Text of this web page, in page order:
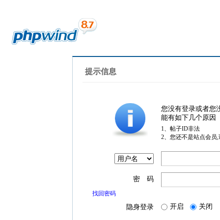
提示信息
您没有登录或者您
能有如下几个原因
1、帖子ID非法
2、您还不是站点会员
密 码
找回密码
隐身登录 开启 关闭